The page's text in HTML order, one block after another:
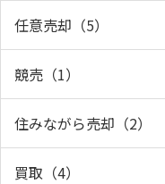
任意売却（5）
競売（1）
住みながら売却（2）
買取（4）